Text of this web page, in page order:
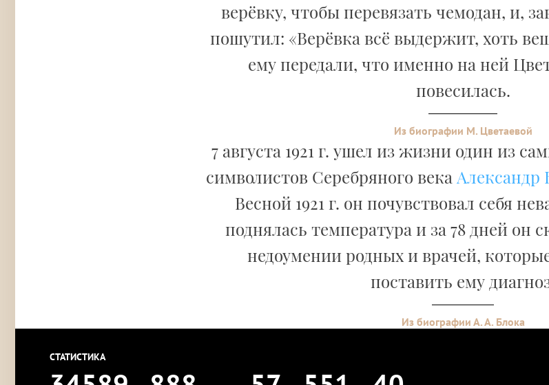
верёвку, чтобы перевязать чемодан, и,
пошутил: «Верёвка всё выдержит, хоть
ему передали, что именно на ней
повесилась.
Из биографии М. Цветаевой
7 августа 1921 г. ушел из жизни один из
символистов Серебряного века Александр
Весной 1921 г. он почувствовал себя
поднялась температура и за 78 дней он
недоумении родных и врачей,
поставить ему
Из биографии А. А. Блока
СТАТИСТИКА